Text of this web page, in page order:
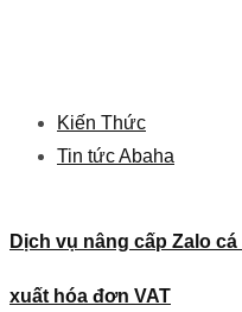
Kiến Thức
Tin tức Abaha
Dịch vụ nâng cấp Zalo
xuất hóa đơn VAT